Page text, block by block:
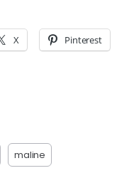
X Pinterest
maline